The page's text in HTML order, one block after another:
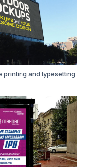
printing and typesetting